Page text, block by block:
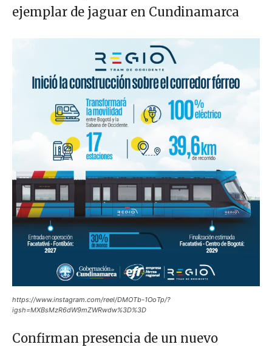
ejemplar de jaguar en Cundinamarca
https://www.instagram.com/reel/DMOTb-1OoTp/?
igsh=MXBsMzR6dW9mZWRwdw%3D%3D
Confirman presencia de un nuevo